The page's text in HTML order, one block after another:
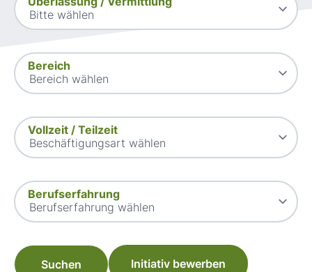
Bereich
Vollzeit / Teilzeit
Berufserfahrung
Suchen
Initiativ bewerben